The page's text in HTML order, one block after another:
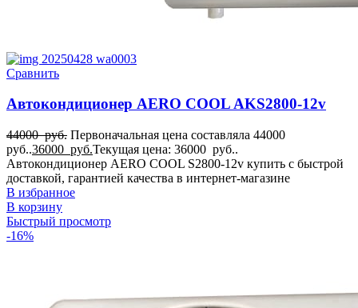
Сравнить
Автокондиционер AERO COOL AKS2800-12v
44000руб. Первоначальная цена составляла 44000
руб..36000 руб.Текущая цена: 36000 руб..
Автокондиционер AERO COOL S2800-12v купить с быстрой
доставкой, гарантией качества в интернет-магазине
В избранное
В корзину
Быстрый просмотр
-16%